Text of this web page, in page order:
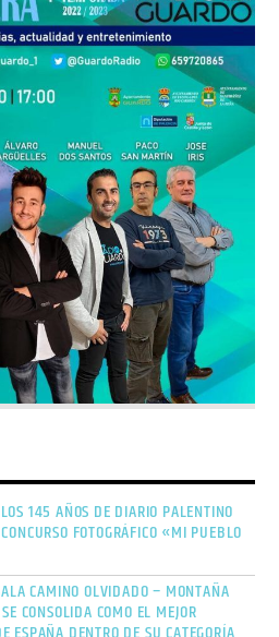
145 AÑOS DE DIARIO PALENTINO
FOTOGRÁFICO «MI PUEBLO
CAMINO OLVIDADO – MONTAÑA
CONSOLIDA COMO EL MEJOR